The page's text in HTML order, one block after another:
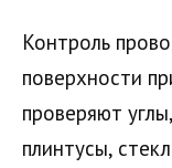
Контроль
поверхности
проверяют
плинтусы,